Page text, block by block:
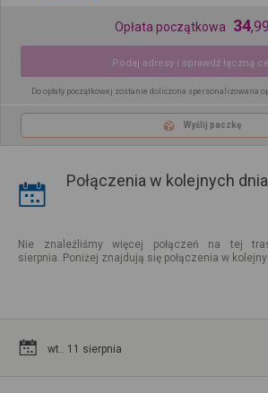
Opłata początkowa 34,99
Podaj adresy i sprawdź łączną
Do opłaty początkowej zostanie doliczona spersonalizowana
Wyślij paczkę
Połączenia w kolejnych
Nie znaleźliśmy więcej połączeń na tej
sierpnia. Poniżej znajdują się połączenia w
wt.. 11 sierpnia